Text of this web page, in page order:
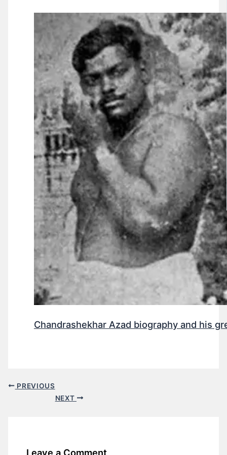
Chandrashekhar Azad biography and his
PREVIOUS
NEXT
Leave a Comment